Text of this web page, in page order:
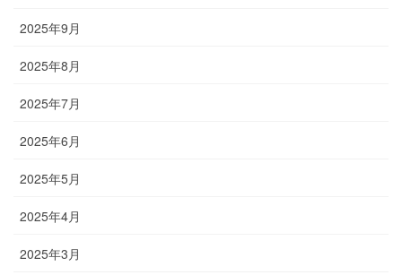
2025年9月
2025年8月
2025年7月
2025年6月
2025年5月
2025年4月
2025年3月